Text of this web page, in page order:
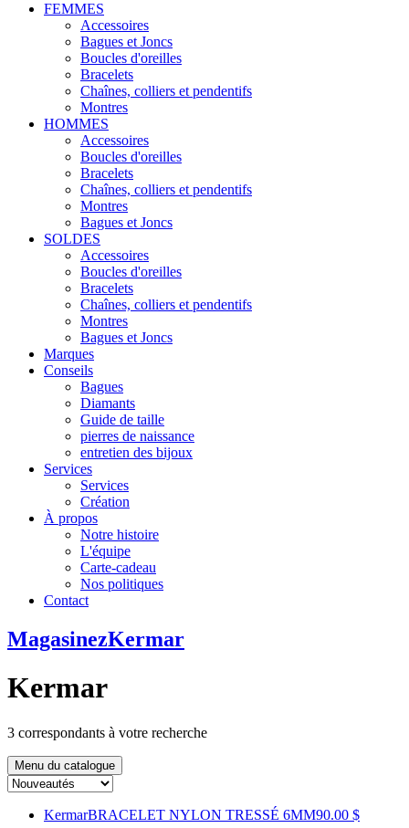
FEMMES
Accessoires
Bagues et Joncs
Boucles d'oreilles
Bracelets
Chaînes, colliers et pendentifs
Montres
HOMMES
Accessoires
Boucles d'oreilles
Bracelets
Chaînes, colliers et pendentifs
Montres
Bagues et Joncs
SOLDES
Accessoires
Boucles d'oreilles
Bracelets
Chaînes, colliers et pendentifs
Montres
Bagues et Joncs
Marques
Conseils
Bagues
Diamants
Guide de taille
pierres de naissance
entretien des bijoux
Services
Services
Création
À propos
Notre histoire
L'équipe
Carte-cadeau
Nos politiques
Contact
MagasinezKermar
Kermar
3 correspondants à votre recherche
Menu du catalogue
KermarBRACELET NYLON TRESSÉ 6MM90.00 $